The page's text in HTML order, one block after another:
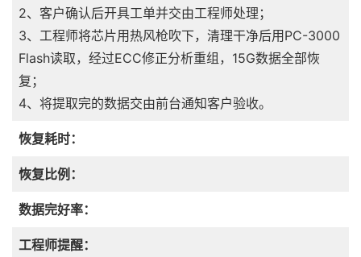
2、客户确认后开具工单并交由工程师处理；
3、工程师将芯片用热风枪吹下，清理干净后用PC-3000
Flash读取，经过ECC修正分析重组，15G数据全部恢
复；
4、将提取完的数据交由前台通知客户验收。
恢复耗时：
恢复比例：
数据完好率：
工程师提醒：